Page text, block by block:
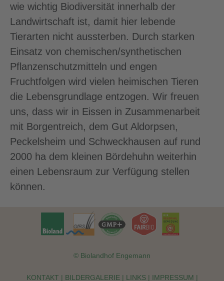
wie wichtig Biodiversität innerhalb der
Landwirtschaft ist, damit hier lebende
Tierarten nicht aussterben. Durch starken
Einsatz von chemischen/synthetischen
Pflanzenschutzmitteln und engen
Fruchtfolgen wird vielen heimischen Tieren
die Lebensgrundlage entzogen. Wir freuen
uns, dass wir in Eissen in Zusammenarbeit
mit Borgentreich, dem Gut Aldorpsen,
Peckelsheim und Schweckhausen auf rund
2000 ha dem kleinen Bördehuhn weiterhin
einen Lebensraum zur Verfügung stellen
können.
© Biolandhof Engemann
KONTAKT | BILDERGALERIE| LINKS| IMPRESSUM |